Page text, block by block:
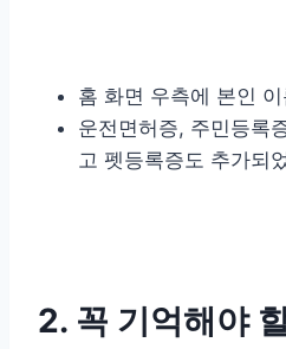
홈 화면 우측에 본인
운전면허증, 주민등록
고 펫등록증도 추가되
2. 꼭 기억해야